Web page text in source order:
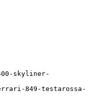
skyliner-
ferrari-849-testarossa-